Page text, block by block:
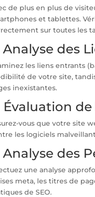
de plus en plus de
et tablettes.
sur toutes les
Analyse des
les liens entrants
de votre site,
inexistantes.
Évaluation
vous que votre site
les logiciels
Analyse des
une analyse
meta, les titres de
de SEO.